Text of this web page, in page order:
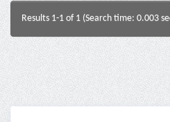
Results 1-1 of 1 (Search time: 0.003